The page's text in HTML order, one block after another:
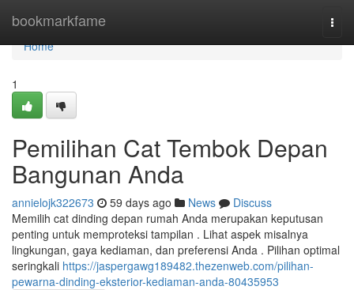
bookmarkfame
Home
Home
1
Pemilihan Cat Tembok Depan
Bangunan Anda
annielojk322673 59 days ago News
Discuss
Memilih cat dinding depan rumah Anda merupakan keputusan
penting untuk memproteksi tampilan . Lihat aspek misalnya
lingkungan, gaya kediaman, dan preferensi Anda . Pilihan optimal
seringkali https://jaspergawg189482.thezenweb.com/pilihan-
pewarna-dinding-eksterior-kediaman-anda-80435953